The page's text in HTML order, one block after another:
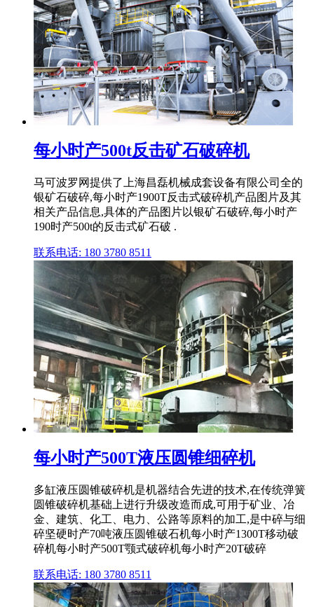
每小时产500t反击矿石破碎机
马可波罗网提供了上海昌磊机械成套设备有限公司全的
银矿石破碎,每小时产1900T反击式破碎机产品图片及其
相关产品信息,具体的产品图片以银矿石破碎,每小时产
190时产500t的反击式矿石破 .
联系电话: 180 3780 8511
每小时产500T液压圆锥细碎机
多缸液压圆锥破碎机是机器结合先进的技术,在传统弹簧
圆锥破碎机基础上进行升级改造而成,可用于矿业、冶
金、建筑、化工、电力、公路等原料的加工,是中碎与细
碎坚硬时产70吨液压圆锥破石机每小时产1300T移动破
碎机每小时产500T颚式破碎机每小时产20T破碎
联系电话: 180 3780 8511